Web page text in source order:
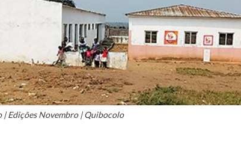
Edições Novembro | Quibocolo